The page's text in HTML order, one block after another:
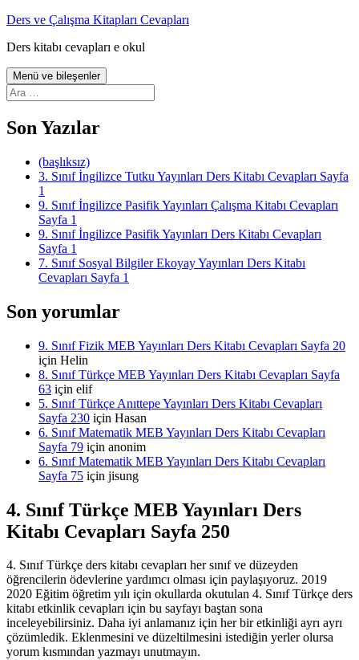
İçeriğe
Ders ve Çalışma Kitapları Cevapları
Ders kitabı cevapları e okul
Menü ve bileşenler
Arama:
Son Yazılar
(başlıksız)
3. Sınıf İngilizce Tutku Yayınları Ders Kitabı Cevapları Sayfa
1
9. Sınıf İngilizce Pasifik Yayınları Çalışma Kitabı Cevapları
Sayfa 1
9. Sınıf İngilizce Pasifik Yayınları Ders Kitabı Cevapları
Sayfa 1
7. Sınıf Sosyal Bilgiler Ekoyay Yayınları Ders Kitabı
Cevapları Sayfa 1
Son yorumlar
9. Sınıf Fizik MEB Yayınları Ders Kitabı Cevapları Sayfa 20
için Helin
8. Sınıf Türkçe MEB Yayınları Ders Kitabı Cevapları Sayfa
63 için elif
5. Sınıf Türkçe Anıttepe Yayınları Ders Kitabı Cevapları
Sayfa 230 için Hasan
6. Sınıf Matematik MEB Yayınları Ders Kitabı Cevapları
Sayfa 79 için anonim
6. Sınıf Matematik MEB Yayınları Ders Kitabı Cevapları
Sayfa 75 için jisung
4. Sınıf Türkçe MEB Yayınları Ders
Kitabı Cevapları Sayfa 250
4. Sınıf Türkçe ders kitabı cevapları her sınıf ve düzeyden
öğrencilerin ödevlerine yardımcı olması için paylaşıyoruz. 2019
2020 Eğitim öğretim yılı için okullarda okutulan 4. Sınıf Türkçe ders
kitabı etkinlik cevapları için bu sayfayı baştan sona
inceleyebilirsiniz. Daha iyi anlamanız için her bir etkinliği ayrı ayrı
çözümledik. Eklenmesini ve düzeltilmesini istediğin yerler olursa
yorum kısmından yazmayı unutmayın.